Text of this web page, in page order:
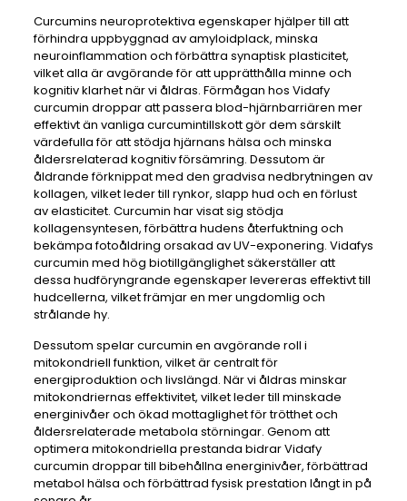
Curcumins neuroprotektiva egenskaper hjälper till att
förhindra uppbyggnad av amyloidplack, minska
neuroinflammation och förbättra synaptisk plasticitet,
vilket alla är avgörande för att upprätthålla minne och
kognitiv klarhet när vi åldras. Förmågan hos Vidafy
curcumin droppar att passera blod-hjärnbarriären mer
effektivt än vanliga curcumintillskott gör dem särskilt
värdefulla för att stödja hjärnans hälsa och minska
åldersrelaterad kognitiv försämring. Dessutom är
åldrande förknippat med den gradvisa nedbrytningen av
kollagen, vilket leder till rynkor, slapp hud och en förlust
av elasticitet. Curcumin har visat sig stödja
kollagensyntesen, förbättra hudens återfuktning och
bekämpa fotoåldring orsakad av UV-exponering. Vidafys
curcumin med hög biotillgänglighet säkerställer att
dessa hudföryngrande egenskaper levereras effektivt till
hudcellerna, vilket främjar en mer ungdomlig och
strålande hy.
Dessutom spelar curcumin en avgörande roll i
mitokondriell funktion, vilket är centralt för
energiproduktion och livslängd. När vi åldras minskar
mitokondriernas effektivitet, vilket leder till minskade
energinivåer och ökad mottaglighet för trötthet och
åldersrelaterade metabola störningar. Genom att
optimera mitokondriella prestanda bidrar Vidafy
curcumin droppar till bibehållna energinivåer, förbättrad
metabol hälsa och förbättrad fysisk prestation långt in på